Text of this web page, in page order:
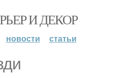
И ДЕКОР
новости статьи